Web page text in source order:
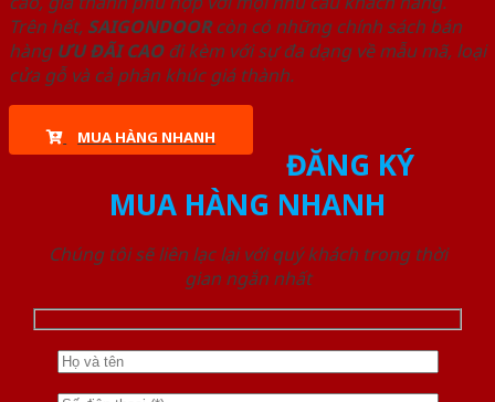
Trên hết, SAIGONDOORcòn có những chính sách bán
hàng ƯU ĐÃI CAOđi kèm với sự đa dạng về mẫu mã, loại
cửa gỗ và cả phân khúc giá thành.
MUA HÀNG NHANH
ĐĂNG KÝ
MUA HÀNG NHANH
Chúng tôi sẽ liên lạc lại với quý khách trong thời
gian ngắn nhất